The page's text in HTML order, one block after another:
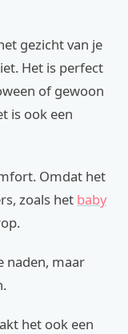
gezicht van je
Het is perfect
of gewoon
is ook een
Omdat het
zoals het baby
naden, maar
het ook een